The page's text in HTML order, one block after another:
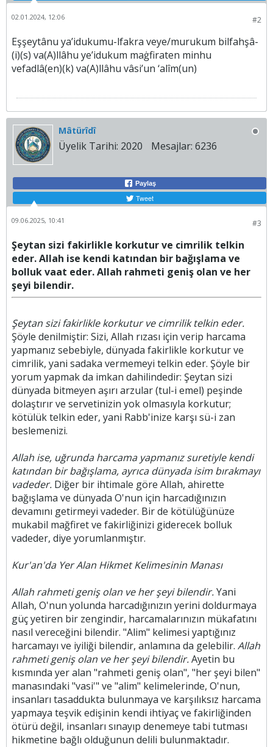
#2
02.01.2024, 12:06
Eşşeytânu ya’idukumu-lfakra veye/murukum bilfahşâ-
(i)(s) va(A)llâhu ye’idukum maġfiraten minhu
vefadlâ(en)(k) va(A)llâhu vâsi’un ‘alîm(un)
Mâtürîdî
Üyelik Tarihi: 2020 Mesajlar: 6236
Paylaş
Tweet
#3
09.06.2025, 10:41
Şeytan sizi fakirlikle korkutur ve cimrilik telkin
eder. Allah ise kendi katından bir bağışlama ve
bolluk vaat eder. Allah rahmeti geniş olan ve her
şeyi bilendir.
Şeytan sizi fakirlikle korkutur ve cimrilik telkin eder.
Şöyle denilmiştir: Sizi, Allah rızası için verip harcama
yapmanız sebebiyle, dünyada fakirlikle korkutur ve
cimrilik, yani sadaka vermemeyi telkin eder. Şöyle bir
yorum yapmak da imkan dahilindedir: Şeytan sizi
dünyada bitmeyen aşırı arzular (tul-i emel) peşinde
dolaştırır ve servetinizin yok olmasıyla korkutur;
kötülük telkin eder, yani Rabb'inize karşı sü-i zan
beslemenizi.
Allah ise, uğrunda harcama yapmanız suretiyle kendi
katından bir bağışlama, ayrıca dünyada isim bırakmayı
vadeder. Diğer bir ihtimale göre Allah, ahirette
bağışlama ve dünyada O'nun için harcadığınızın
devamını getirmeyi vadeder. Bir de kötülüğünüze
mukabil mağfiret ve fakirliğinizi giderecek bolluk
vadeder, diye yorumlanmıştır.
Kur'an'da Yer Alan Hikmet Kelimesinin Manası
Allah rahmeti geniş olan ve her şeyi bilendir.Yani
Allah, O'nun yolunda harcadığınızın yerini doldurmaya
güç yetiren bir zengindir, harcamalarınızın mükafatını
nasıl vereceğini bilendir. "Alim" kelimesi yaptığınız
harcamayı ve iyiliği bilendir, anlamına da gelebilir. Allah
rahmeti geniş olan ve her şeyi bilendir.Ayetin bu
kısmında yer alan "rahmeti geniş olan", "her şeyi bilen"
manasındaki "vasi'" ve "alim" kelimelerinde, O'nun,
insanları tasaddukta bulunmaya ve karşılıksız harcama
yapmaya teşvik edişinin kendi ihtiyaç ve fakirliğinden
ötürü değil, insanları sınayıp denemeye tabi tutması
hikmetine bağlı olduğunun delili bulunmaktadır.